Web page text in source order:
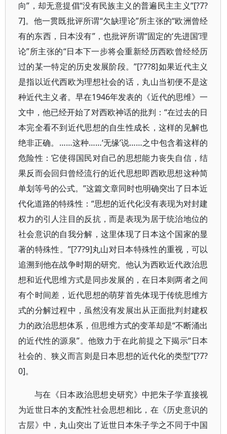
向”，却无意提倡“没有民族主义的普遍民主主义”[?7?
7]。他一贯既批评所谓“欠缺理论”所主张的“欧洲曾经
有的东西，日本没有”，也批评所谓“固定的‘先进国’理
论”所主张的“日本下一步将会重新经历西欧曾经经历
过的某一特定的历史发展阶段。”[?7?8]如果近代主义
是指以近代西欧为理想社会的话，丸山当初便不是这
种近代主义者。早在1946年发表的《近代的思维》一
文中，他已经开始了对西欧神话的批判：“在过去的日
本完全看不到近代思想的自生性成长，这样的见解也
绝非正确。……这种……‘无缘’说……之中包含着这样的
危险性：它使得国民对自己的思想能力丧失自信，结
果反而会回归曾经流行的近代思想即西欧思想这种简
单划等号的公式。”这篇文章同时也明确突出了日本近
代化道路的特殊性：“思想的近代化没有表现为对封建
权力的引人注目的反抗，而是表现为居于统治地位的
社会意识的自我分解，这里体现了日本这个国家的显
著的特殊性。”[?7?9]丸山对日本特殊性的重视，可以
追溯到他在战争时期的研究。他认为西欧近代政治思
想和近代思维方式是同步发展的，在日本则两者之间
有个时间差，近代思想的萌芽首先体现于传统思维方
式的分解过程中，虽然没有发展出从正面批判封建权
力的政治思想体系，但思维方式的变革却是“不断涌出
的近代性的源泉”。他致力于在此前提之下揭示“日本
社会的、狭义而言则是日本思想的近代化的类型”[?7?
0]。
与在《日本政治思想史研究》中把朱子学直接视
为近世日本的支配性社会思想相比，在《历史意识的
古层》中，丸山突出了近世日本朱子学之不同于中国